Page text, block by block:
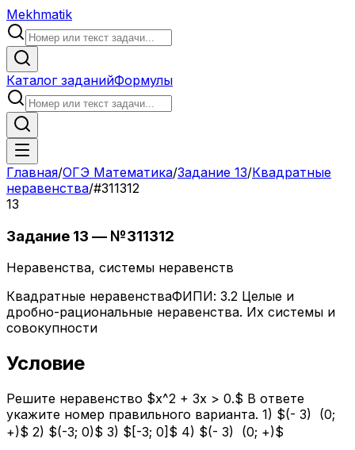
Mekhmatik
Каталог заданийФормулы
Главная/ОГЭ Математика/Задание 13/Квадратные
неравенства/#311312
13
Задание 13 — №311312
Не­ра­вен­ства, системы неравенств
Квадратные неравенстваФИПИ: 3.2 Целые и
дробно-рациональные неравенства. Их системы и
совокупности
Условие
Решите неравенство $x^2 + 3x > 0.$ В ответе
укажите номер правильного варианта. 1) $(- 3)  (0;
+)$ 2) $(-3; 0)$ 3) $[-3; 0]$ 4) $(- 3)  (0; +)$